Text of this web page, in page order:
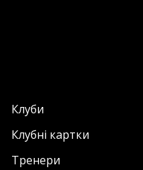
Клуби
Клубні картки
Тренери